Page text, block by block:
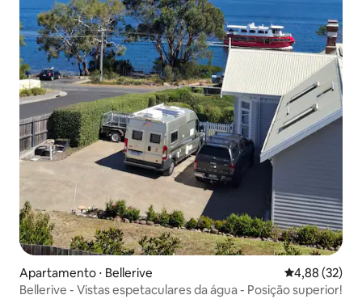
Apartamento ⋅ Bellerive 4,88 de uma
4,88 (32)
Bellerive - Vistas espetaculares da água - Posição superior!